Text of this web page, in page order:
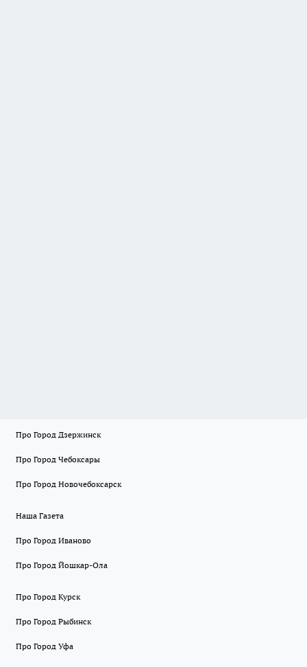
Про Город Дзержинск
Про Город Чебоксары
Про Город Новочебоксарск
Наша Газета
Про Город Иваново
Про Город Йошкар-Ола
Про Город Курск
Про Город Рыбинск
Про Город Уфа